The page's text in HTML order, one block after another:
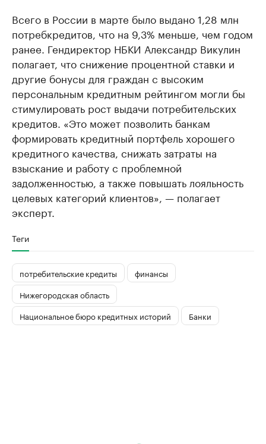
Всего в России в марте было выдано 1,28 млн
потребкредитов, что на 9,3% меньше, чем годом
ранее. Гендиректор НБКИ Александр Викулин
полагает, что снижение процентной ставки и
другие бонусы для граждан с высоким
персональным кредитным рейтингом могли бы
стимулировать рост выдачи потребительских
кредитов. «Это может позволить банкам
формировать кредитный портфель хорошего
кредитного качества, снижать затраты на
взыскание и работу с проблемной
задолженностью, а также повышать лояльность
целевых категорий клиентов», — полагает
эксперт.
Теги
потребительские кредиты
финансы
Нижегородская область
Национальное бюро кредитных историй
Банки